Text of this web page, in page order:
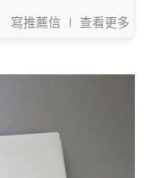
寫推薦信 查看更多